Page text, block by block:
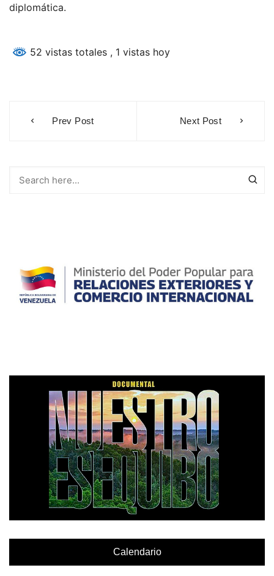
diplomática.
52 vistas totales , 1 vistas hoy
Prev Post Next Post
Calendario